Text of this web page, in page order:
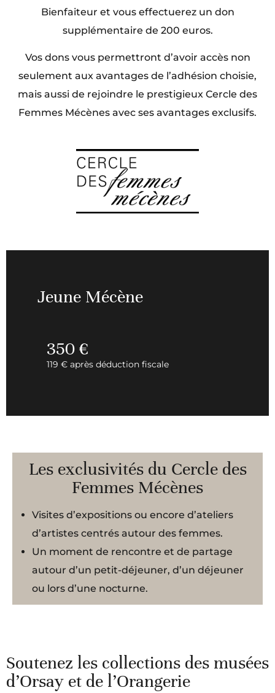
Bienfaiteur et vous effectuerez un don
supplémentaire de 200 euros.
Vos dons vous permettront d’avoir accès non
seulement aux avantages de l’adhésion choisie,
mais aussi de rejoindre le prestigieux Cercle des
Femmes Mécènes avec ses avantages exclusifs.
Jeune Mécène
350 €
119 € après déduction fiscale
Les exclusivités du Cercle des
Femmes Mécènes
Visites d’expositions ou encore d’ateliers
d’artistes centrés autour des femmes.
Un moment de rencontre et de partage
autour d’un petit-déjeuner, d’un déjeuner
ou lors d’une nocturne.
Soutenez les collections des musées
d’Orsay et de l’Orangerie